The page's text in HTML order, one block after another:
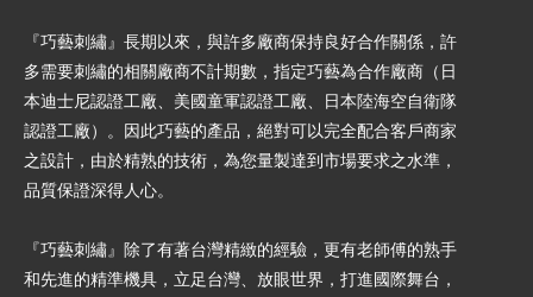
『巧藝刺繡』長期以來，與許多廠商保持良好合作關係，許
多需要刺繡的相關廠商不計期數，指定巧藝為合作廠商（日
本迪士尼認證工廠、美國童軍認證工廠、日本陸海空自衛隊
認證工廠）。因此巧藝的產品，絕對可以完全配合客戶商家
之設計，由於精熟的技術，為您量製達到市場要求之水準，
品質保證深得人心。
『巧藝刺繡』除了有著台灣精緻的經驗，更有老師傅的熟手
和先進的精準機具，立足台灣、放眼世界，打進國際舞台，